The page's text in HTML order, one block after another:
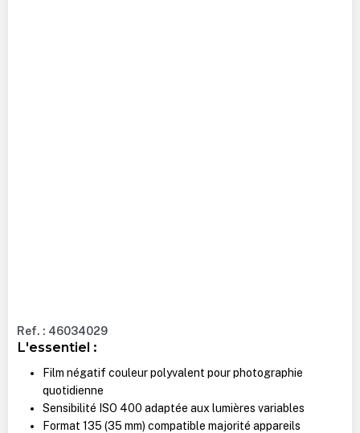
Ref. : 46034029
L'essentiel :
Film négatif couleur polyvalent pour photographie
quotidienne
Sensibilité ISO 400 adaptée aux lumières variables
Format 135 (35 mm) compatible majorité appareils